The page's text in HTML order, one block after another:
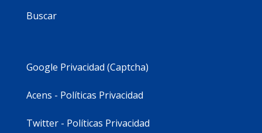
Buscar
Google Privacidad (Captcha)
Acens - Políticas Privacidad
Twitter - Políticas Privacidad